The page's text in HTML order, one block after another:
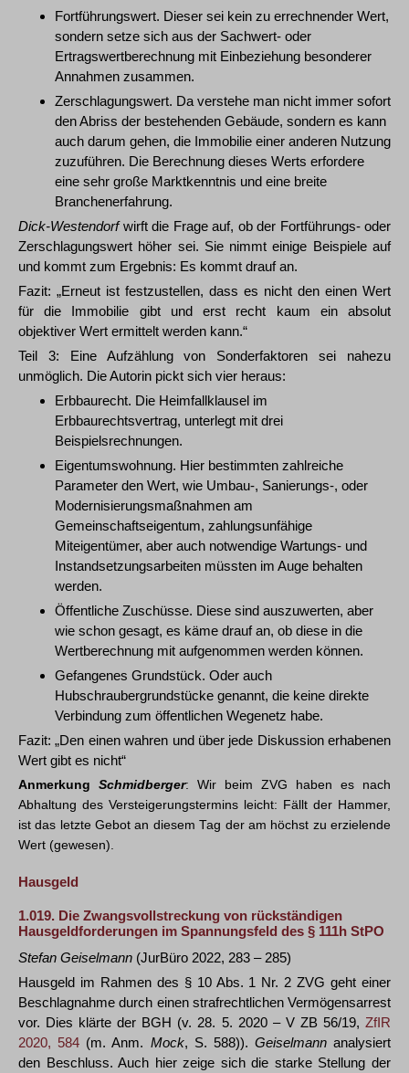
Fortführungswert. Dieser sei kein zu errechnender Wert,
sondern setze sich aus der Sachwert- oder
Ertragswertberechnung mit Einbeziehung besonderer
Annahmen zusammen.
Zerschlagungswert. Da verstehe man nicht immer sofort
den Abriss der bestehenden Gebäude, sondern es kann
auch darum gehen, die Immobilie einer anderen Nutzung
zuzuführen. Die Berechnung dieses Werts erfordere
eine sehr große Marktkenntnis und eine breite
Branchenerfahrung.
Dick-Westendorfwirft die Frage auf, ob der Fortführungs- oder
Zerschlagungswert höher sei. Sie nimmt einige Beispiele auf
und kommt zum Ergebnis: Es kommt drauf an.
Fazit: „Erneut ist festzustellen, dass es nicht den einen Wert
für die Immobilie gibt und erst recht kaum ein absolut
objektiver Wert ermittelt werden kann.“
Teil 3: Eine Aufzählung von Sonderfaktoren sei nahezu
unmöglich. Die Autorin pickt sich vier heraus:
Erbbaurecht. Die Heimfallklausel im
Erbbaurechtsvertrag, unterlegt mit drei
Beispielsrechnungen.
Eigentumswohnung. Hier bestimmten zahlreiche
Parameter den Wert, wie Umbau-, Sanierungs-, oder
Modernisierungsmaßnahmen am
Gemeinschaftseigentum, zahlungsunfähige
Miteigentümer, aber auch notwendige Wartungs- und
Instandsetzungsarbeiten müssten im Auge behalten
werden.
Öffentliche Zuschüsse. Diese sind auszuwerten, aber
wie schon gesagt, es käme drauf an, ob diese in die
Wertberechnung mit aufgenommen werden können.
Gefangenes Grundstück. Oder auch
Hubschraubergrundstücke genannt, die keine direkte
Verbindung zum öffentlichen Wegenetz habe.
Fazit: „Den einen wahren und über jede Diskussion erhabenen
Wert gibt es nicht“
Anmerkung Schmidberger: Wir beim ZVG haben es nach
Abhaltung des Versteigerungstermins leicht: Fällt der Hammer,
ist das letzte Gebot an diesem Tag der am höchst zu erzielende
Wert (gewesen).
Hausgeld
1.019. Die Zwangsvollstreckung von rückständigen
Hausgeldforderungen im Spannungsfeld des § 111h StPO
Stefan Geiselmann (JurBüro 2022, 283 – 285)
Hausgeld im Rahmen des § 10 Abs. 1 Nr. 2 ZVG geht einer
Beschlagnahme durch einen strafrechtlichen Vermögensarrest
vor. Dies klärte der BGH (v. 28. 5. 2020 – V ZB 56/19, ZfIR
2020, 584 (m. Anm. Mock, S. 588)). Geiselmannanalysiert
den Beschluss. Auch hier zeige sich die starke Stellung der